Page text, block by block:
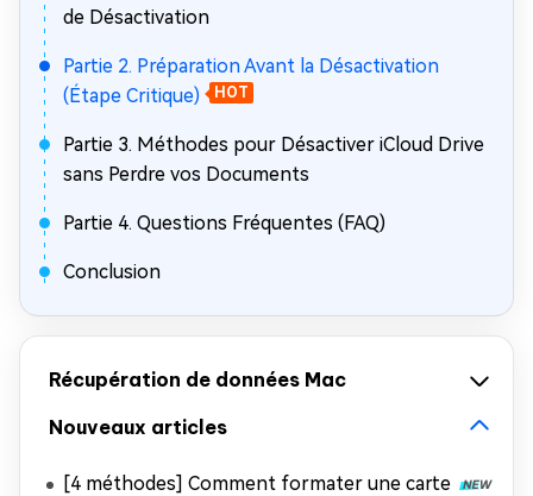
de Désactivation
Partie 2. Préparation Avant la Désactivation
(Étape Critique)
HOT
Partie 3. Méthodes pour Désactiver iCloud Drive
sans Perdre vos Documents
Partie 4. Questions Fréquentes (FAQ)
Conclusion
Récupération de données Mac
Nouveaux articles
[4 méthodes] Comment formater une carte